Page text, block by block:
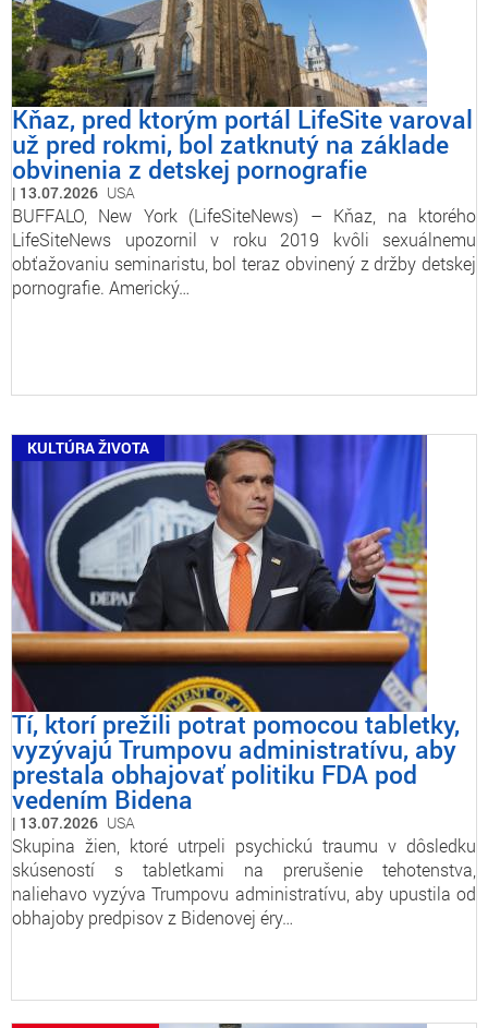
Kňaz, pred ktorým portál LifeSite varoval
už pred rokmi, bol zatknutý na základe
obvinenia z detskej pornografie
13.07.2026 USA
BUFFALO, New York (LifeSiteNews) – Kňaz, na ktorého
LifeSiteNews upozornil v roku 2019 kvôli sexuálnemu
obťažovaniu seminaristu, bol teraz obvinený z držby detskej
pornografie. Americký…
KULTÚRA ŽIVOTA
Tí, ktorí prežili potrat pomocou tabletky,
vyzývajú Trumpovu administratívu, aby
prestala obhajovať politiku FDA pod
vedením Bidena
13.07.2026 USA
Skupina žien, ktoré utrpeli psychickú traumu v dôsledku
skúseností s tabletkami na prerušenie tehotenstva,
naliehavo vyzýva Trumpovu administratívu, aby upustila od
obhajoby predpisov z Bidenovej éry…